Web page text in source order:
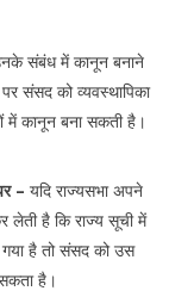
संबंध में कानून बनाने
संसद को व्यवस्थापिका
में कानून बना सकती है।
– यदि राज्यसभा अपने
लेती है कि राज्य सूची में
गया है तो संसद को उस
सकता है।